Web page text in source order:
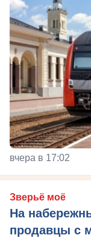
вчера в 17:02
Зверьё моё
На
продавцы с